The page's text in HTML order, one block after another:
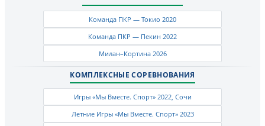
Команда ПКР — Токио 2020
Команда ПКР — Пекин 2022
Милан–Кортина 2026
КОМПЛЕКСНЫЕ СОРЕВНОВАНИЯ
Игры «Мы Вместе. Спорт» 2022, Сочи
Летние Игры «Мы Вместе. Спорт» 2023